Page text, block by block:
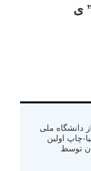
ی
از دانشگاه ملی
در کالیفرنیا-چاپ اولین
در سال ۱۳۸۴ در ایران توسط